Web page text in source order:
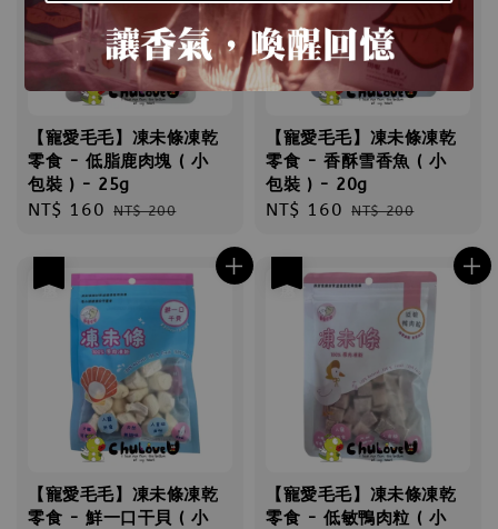
【寵愛毛毛】凍未條凍乾
零食 - 低脂鹿肉塊 ( 小
包裝 ) - 25g
Sale
NT$ 160 Regular
NT$ 200
【寵愛毛毛】凍未條凍乾
零食 - 香酥雪香魚 ( 小
包裝 ) - 20g
Sale
NT$ 160 Regular
NT$ 200
【寵愛毛毛】凍未條凍乾
零食 - 鮮一口干貝 ( 小
【寵愛毛毛】凍未條凍乾
零食 - 低敏鴨肉粒 ( 小